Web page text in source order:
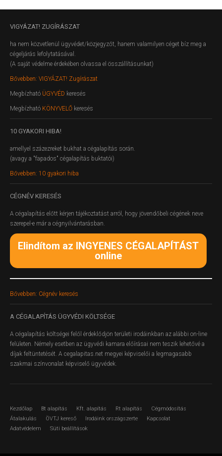
VIGYÁZAT! ZUGÍRÁSZAT
ha nem közvetlenül ügyvédet/közjegyzőt, hanem valamilyen céget bíz meg a
cégeljárás lefolytatásával.
(A saját védelme érdekében olvassa el összállításunkat)
Bővebben: VIGYÁZAT! Zugírászat
Megbízható ÜGYVÉD keresés
Megbízható KÖNYVELŐ keresés
10 GYAKORI HIBA!
amellyel százezreket bukhat a cégalapítás során.
(avagy a "fapados" cégalapítás buktatói)
Bővebben: 10 gyakori hiba
CÉGNÉV KERESÉS
A cégalapítás előtt kérjen tájékoztatást arról, hogy jövendőbeli cégének neve
szerepel-e már a cégnyilvántarásban.
Elindítom az INGYENES CÉGALAPÍTÁST
online
Bővebben: Cégnév keresés
A CÉGALAPÍTÁS ÜGYVÉDI KÖLTSÉGE
A cégalapítás költségei felől érdeklődjön területi irodáinkban az alábbi on-line
felületen. Némely esetben az ügyvédi kamara előírásai nem teszik lehetővé a
díjak feltüntetését. A cegalapitas.net megyei képviselői a legmagasabb
szakmai színvonalat képviselő ügyvédek.
Kezdőlap Bt alapítás Kft. alapítás Rt alapítás
Cégmódosítás
Átalakulás
ÖVTJ kereső Irodáink országszerte
Kapcsolat
Adatvédelem
Süti beállítások